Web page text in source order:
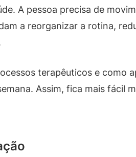
A pessoa precisa de
a reorganizar a rotina,
terapêuticos e como
Assim, fica mais fácil